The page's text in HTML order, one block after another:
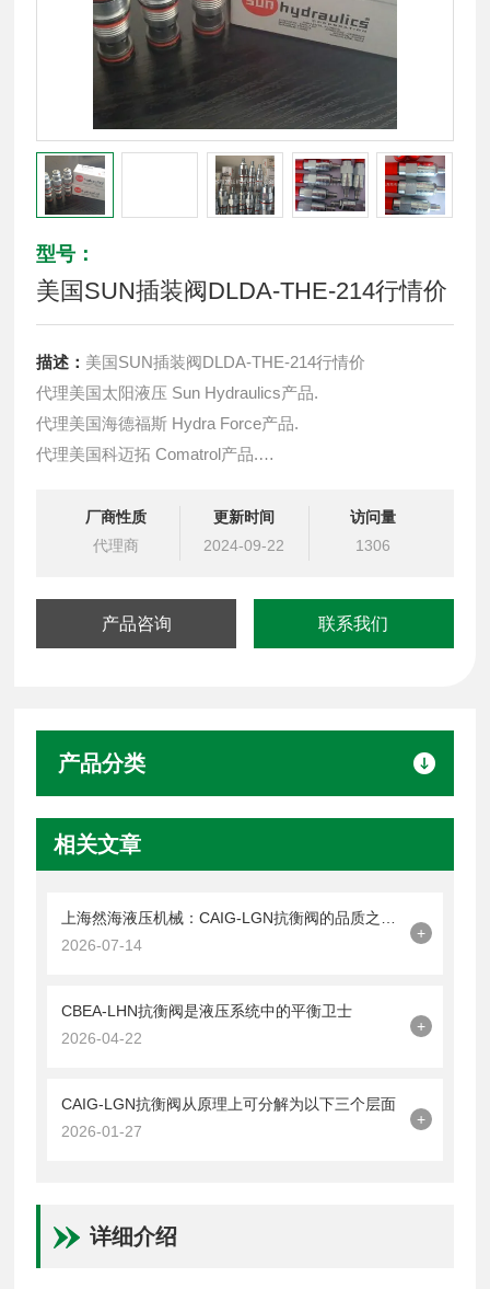
型号：
美国SUN插装阀DLDA-THE-214行情价
描述： 美国SUN插装阀DLDA-THE-214行情价
代理美国太阳液压 Sun Hydraulics产品.
代理美国海德福斯 Hydra Force产品.
代理美国科迈拓 Comatrol产品.
提供油路系统设计,油路块设计,阀块设计与选型
液压油缸，经销力士乐、派克、中国台湾北部等液压元件
厂商性质
代理商
更新时间
2024-09-22
访问量
1306
产品咨询 联系我们
产品分类
相关文章
2026-07-14
+
CBEA-LHN抗衡阀是液压系统中的平衡卫士
2026-04-22
+
CAIG-LGN抗衡阀从原理上可分解为以下三个层面
2026-01-27
+
详细介绍